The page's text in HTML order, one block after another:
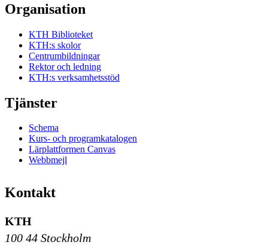
Organisation
KTH Biblioteket
KTH:s skolor
Centrumbildningar
Rektor och ledning
KTH:s verksamhetsstöd
Tjänster
Schema
Kurs- och programkatalogen
Lärplattformen Canvas
Webbmejl
Kontakt
KTH
100 44 Stockholm